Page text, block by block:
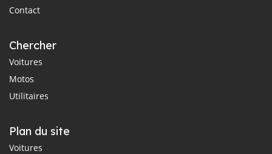
Contact
Chercher
Voitures
Motos
Utilitaires
Plan du site
Voitures